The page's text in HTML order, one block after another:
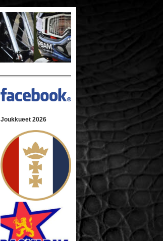
Joukkueet 2026